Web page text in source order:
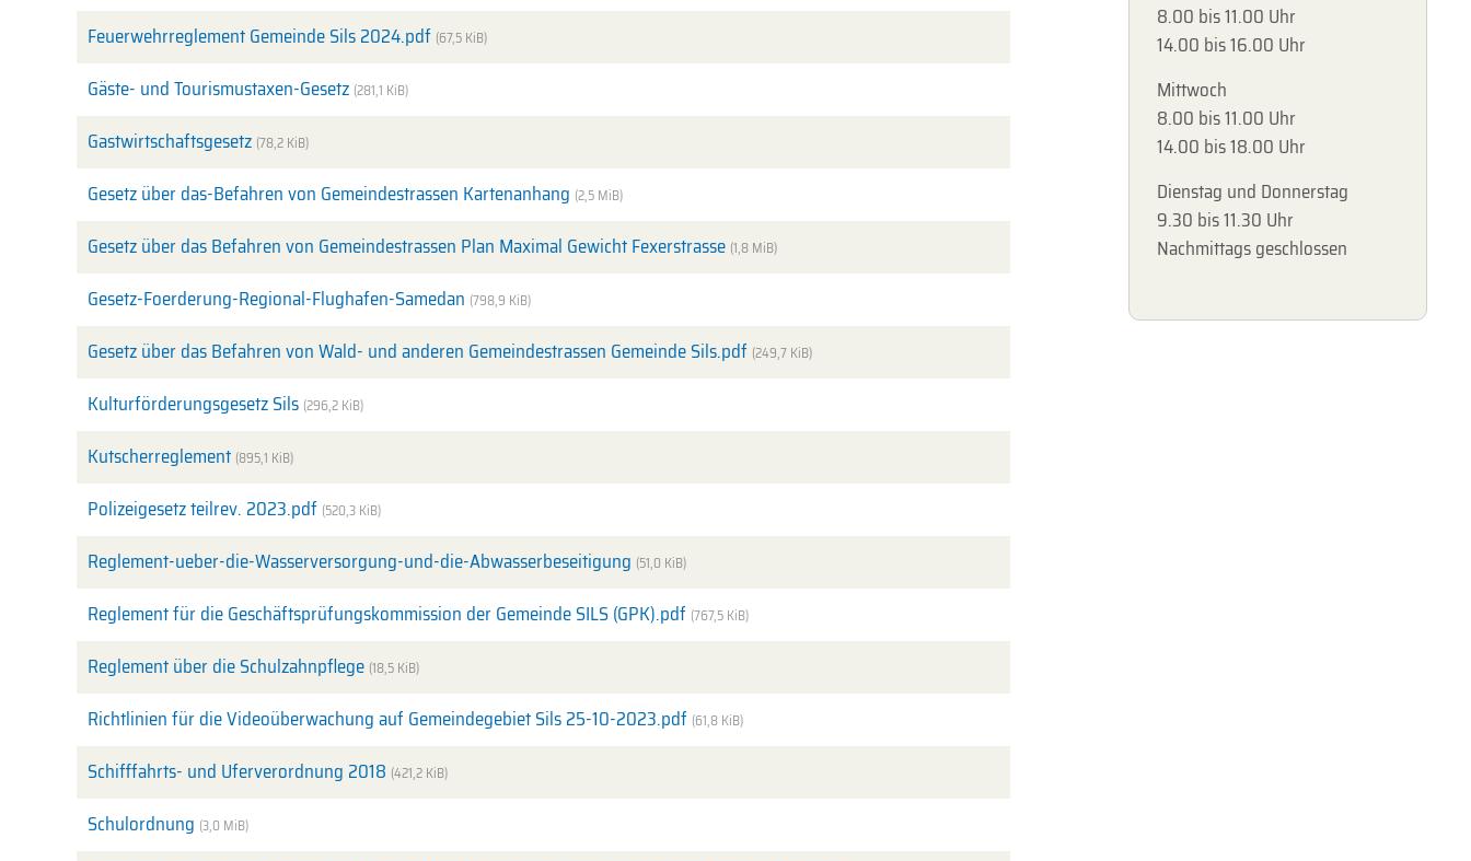
Feuerwehrreglement Gemeinde Sils 2024.pdf (67,5 KiB)
Gäste- und Tourismustaxen-Gesetz (281,1 KiB)
Gastwirtschaftsgesetz (78,2 KiB)
Gesetz über das-Befahren von Gemeindestrassen Kartenanhang (2,5 MiB)
Gesetz über das Befahren von Gemeindestrassen Plan Maximal Gewicht Fexerstrasse (1,8 MiB)
Gesetz-Foerderung-Regional-Flughafen-Samedan (798,9 KiB)
Gesetz über das Befahren von Wald- und anderen Gemeindestrassen Gemeinde Sils.pdf (249,7 KiB)
Kulturförderungsgesetz Sils (296,2 KiB)
Kutscherreglement (895,1 KiB)
Polizeigesetz teilrev. 2023.pdf (520,3 KiB)
Reglement-ueber-die-Wasserversorgung-und-die-Abwasserbeseitigung (51,0 KiB)
Reglement für die Geschäftsprüfungskommission der Gemeinde SILS (GPK).pdf (767,5 KiB)
Reglement über die Schulzahnpflege (18,5 KiB)
Richtlinien für die Videoüberwachung auf Gemeindegebiet Sils 25-10-2023.pdf (61,8 KiB)
Schifffahrts- und Uferverordnung 2018 (421,2 KiB)
Schulordnung (3,0 MiB)
8.00 bis 11.00 Uhr
14.00 bis 16.00 Uhr
Mittwoch
8.00 bis 11.00 Uhr
14.00 bis 18.00 Uhr
Dienstag und Donnerstag
9.30 bis 11.30 Uhr
Nachmittags geschlossen